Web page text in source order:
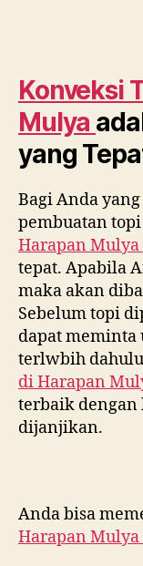
Konveksi
Mulya
yang
Bagi Anda
pembuatan
Harapan Mulya
tepat. Apabila
maka akan
Sebelum topi
dapat
terlwbih
diHarapan
terbaik dengan
dijanjikan.
Anda bisa
Harapan Mulya